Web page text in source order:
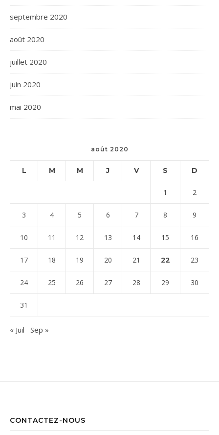
septembre 2020
août 2020
juillet 2020
juin 2020
mai 2020
août 2020
L M M J V S D
1 2
3 4 5 6 7 8 9
10 11 12 13 14 15 16
17 18 19 20 21 22 23
24 25 26 27 28 29 30
31
« Juil Sep »
CONTACTEZ-NOUS